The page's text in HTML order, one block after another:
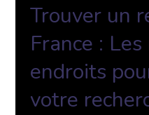
Trouver un
France :
endroits
votre